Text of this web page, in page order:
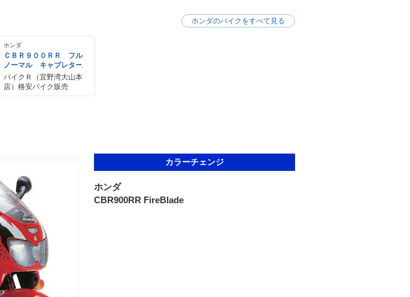
ホンダ
ＣＢＲ９００ＲＲ フル
ノーマル キャブレター
バイクＲ（宜野湾大山本
店）格安バイク販売
ホンダのバイクをすべて見る
カラーチェンジ
ホンダ
CBR900RR FireBlade